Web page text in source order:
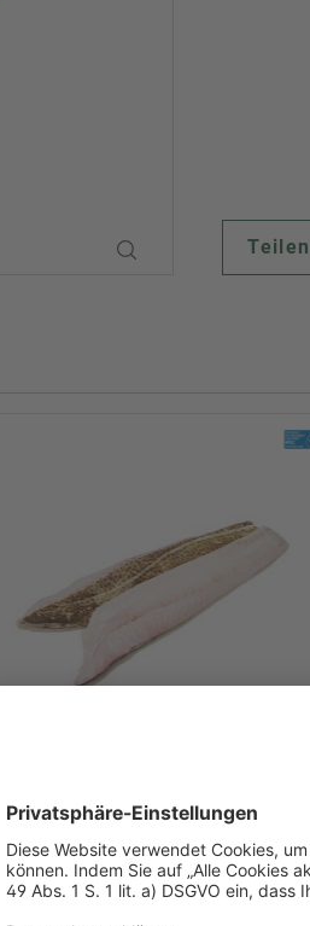
Teilen
Kabeljauloins mit Haut
kg/l Inhalt
je Stück / Kiste